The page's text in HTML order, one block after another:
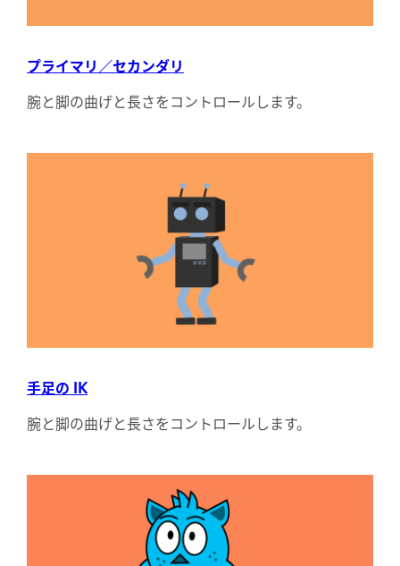
プライマリ／セカンダリ
腕と脚の曲げと長さをコントロールします。
手足の IK
腕と脚の曲げと長さをコントロールします。